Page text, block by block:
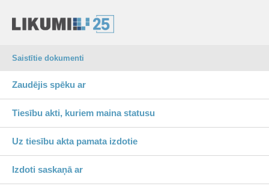
Saistītie dokumenti
Zaudējis spēku ar
Tiesību akti, kuriem maina statusu
Uz tiesību akta pamata izdotie
Izdoti saskaņā ar